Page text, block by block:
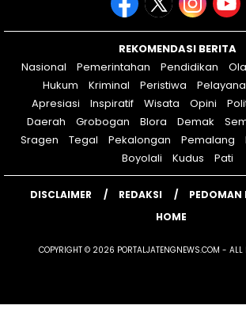
REKOMENDASI BERITA
Nasional
Pemerintahan Pendidikan
Hukum
Kriminal Peristiwa
Apresiasi
Inspiratif Wisata Opini
Daerah
Grobogan Blora Demak
Sragen
Tegal Pekalongan Pemalang
Boyolali
Kudus Pati
DISCLAIMER REDAKSI
PEDOMAN
HOME
COPYRIGHT © 2026 PORTALJATENGNEWS.COM - ALL